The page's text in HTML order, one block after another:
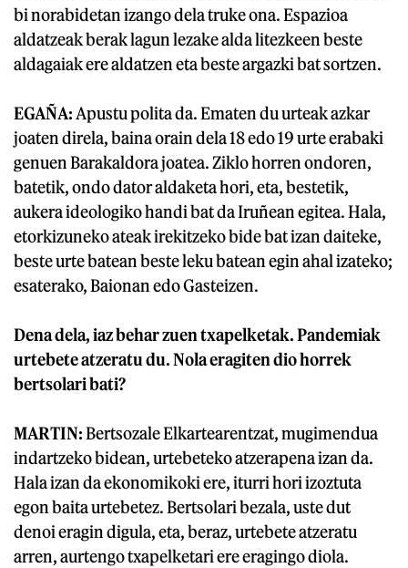
bi norabidetan izango dela truke ona. Espazioa
aldatzeak berak lagun lezake alda litezkeen beste
aldagaiak ere aldatzen eta beste argazki bat sortzen.
EGAÑA: Apustu polita da. Ematen du urteak azkar
joaten direla, baina orain dela 18 edo 19 urte erabaki
genuen Barakaldora joatea. Ziklo horren ondoren,
batetik, ondo dator aldaketa hori, eta, bestetik,
aukera ideologiko handi bat da Iruñean egitea. Hala,
etorkizuneko ateak irekitzeko bide bat izan daiteke,
beste urte batean beste leku batean egin ahal izateko;
esaterako, Baionan edo Gasteizen.
Dena dela, iaz behar zuen txapelketak. Pandemiak
urtebete atzeratu du. Nola eragiten dio horrek
bertsolari bati?
MARTIN:Bertsozale Elkartearentzat, mugimendua
indartzeko bidean, urtebeteko atzerapena izan da.
Hala izan da ekonomikoki ere, iturri hori izoztuta
egon baita urtebetez. Bertsolari bezala, uste dut
denoi eragin digula, eta, beraz, urtebete atzeratu
arren, aurtengo txapelketari ere eragingo diola.